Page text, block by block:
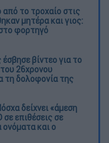
από το τροχαίο στις
μητέρα και γιος:
φορτηγό
βίντεο για το
26χρονου
τη δολοφονία της
δείχνει «άμεση
επιθέσεις σε
και ο